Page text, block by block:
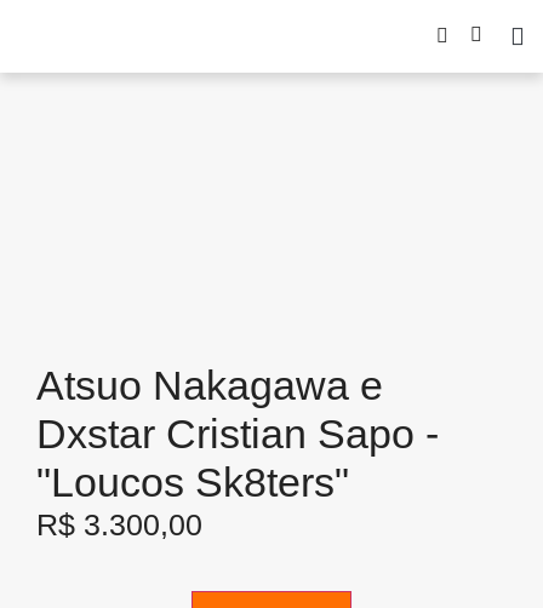
Atsuo Nakagawa e
Dxstar Cristian Sapo -
"Loucos Sk8ters"
R$ 3.300,00